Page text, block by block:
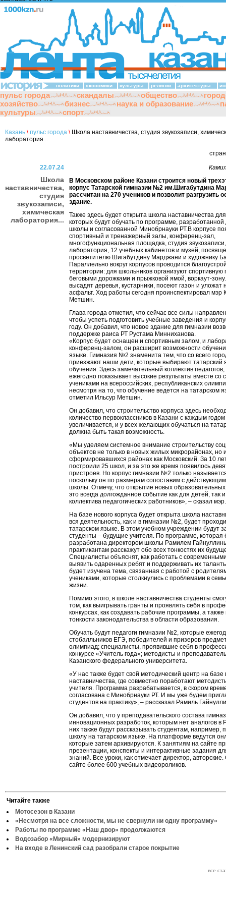
политики экономики культуры религии архитектуры
пульс города скандалы общество
хозяйство
бизнес наука и образование
культуры
спорт
Казань \ пульс города \Школа наставничества, студия звукозаписи,
лаборатория...
22.07.24
Школа
наставничества,
студия
звукозаписи,
химическая
лаборатория...
В Московском районе Казани строится новый
корпус Татарской гимназии №2 им.Шигабутдина
рассчитан на 270 учеников и позволит разгрузить
здание.
Также здесь будет открыта школа наставничества
которых будут обучать по программе,
школы и согласованной Минобрнауки РТ.В корпусе
спортивный и тренажерный залы, конференц-зал,
многофункциональная площадка, студия
лаборатория, 12 учебных кабинетов и музей,
просветителю Шигабутдину Марджани и художнику
Параллельно вокруг корпусов проводится
территории: для школьников организуют спортивную
беговыми дорожками и прыжковой ямой, воркаут-
высадят деревья, кустарники, посеют газон и уложат
асфальт. Ход работы сегодня проинспектировал мэр
Метшин.
Глава города отметил, что сейчас все силы
чтобы успеть подготовить учебные заведения и
году. Он добавил, что новое здание для гимназии
поддержке раиса РТ Рустама Минниханова.
«Корпус будет оснащен и спортивным залом, и
конференц-залом, он расширит возможности
языке. Гимназия №2 знаменита тем, что со всего
приезжают наши дети, которые выбирают татарский
обучения. Здесь замечательный коллектив
ежегодно показывает высокие результаты вместе со
учениками на всероссийских, республиканских
несмотря на то, что обучение ведется на татарском
отметил Ильсур Метшин.
Он добавил, что строительство корпуса здесь
количество первоклассников в Казани с каждым годом
увеличивается, и у всех желающих обучаться на
должна быть такая возможность.
«Мы уделяем системное внимание строительству
объектов не только в новых жилых микрорайонах, но
сформировавшихся районах как Московский. За 10
построили 25 школ, и за это же время появилось
пристроев. Но корпус гимназии №2 только
поскольку он по размерам сопоставим с
школы. Отмечу, что открытие новых
это всегда долгожданное событие как для детей, так
коллектива педагогических работников», – сказал мэр.
На базе нового корпуса будет открыта школа
вся деятельность, как и в гимназии №2, будет
татарском языке. В этом учебном учреждении будут
студенты – будущие учителя. По программе, которая
разработана директором школы Рамилем
практикантам расскажут обо всех тонкостях их
Специалисты объяснят, как работать с
выявить одаренных ребят и поддерживать их
будет изучена тема, связанная с работой с
учениками, которые столкнулись с проблемами в
жизни.
Помимо этого, в школе наставничества студенты
том, как выигрывать гранты и проявлять себя в
конкурсах, как создавать рабочие программы, а также
тонкости законодательства в области образования.
Обучать будут педагоги гимназии №2, которые
стобалльников ЕГЭ, победителей и призеров
олимпиад; специалисты, проявившие себя в
конкурсе «Учитель года»; методисты и
Казанского федерального университета.
«У нас также будет свой методический центр на
наставничества, где совместно поработают
учителя. Программа разрабатывается, в скором
согласована с Минобрнауки РТ. И мы уже будем
студентов на практику», – рассказал Рамиль
Он добавил, что у преподавательского состава
инновационных разработок, которым нет аналогов в
них также будут рассказывать студентам, например,
школу на татарском языке. На платформе ведутся
которые затем архивируются. К занятиям на сайте
презентации, конспекты и интерактивные задания
знаний. Все уроки, как отмечает директор,
сайте более 600 учебных видеороликов.
Читайте также
Мотосезон в Казани
«Несмотря на все сложности, мы не свернули ни одну программу»
Работы по программе «Наш двор» продолжаются
Водозабор «Мирный» модернизируют
На входе в Ленинский сад разобрали старое покрытие
все